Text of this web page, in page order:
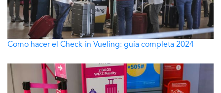
Como hacer el Check-in Vueling: guía completa 2024